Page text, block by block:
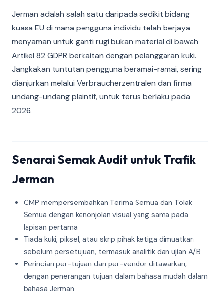
Jerman adalah salah satu daripada sedikit bidang
kuasa EU di mana pengguna individu telah berjaya
menyaman untuk ganti rugi bukan material di bawah
Artikel 82 GDPR berkaitan dengan pelanggaran kuki.
Jangkakan tuntutan pengguna beramai-ramai, sering
dianjurkan melalui Verbraucherzentralen dan firma
undang-undang plaintif, untuk terus berlaku pada
2026.
Senarai Semak Audit untuk Trafik
Jerman
CMP mempersembahkan Terima Semua dan Tolak
Semua dengan kenonjolan visual yang sama pada
lapisan pertama
Tiada kuki, piksel, atau skrip pihak ketiga dimuatkan
sebelum persetujuan, termasuk analitik dan ujian A/B
Perincian per-tujuan dan per-vendor ditawarkan,
dengan penerangan tujuan dalam bahasa mudah dalam
bahasa Jerman